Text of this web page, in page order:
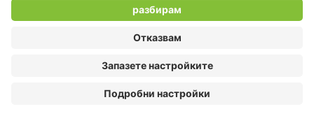
Switch language
© 2026 VAFO PRAHA s.r.o. Всички права запазени